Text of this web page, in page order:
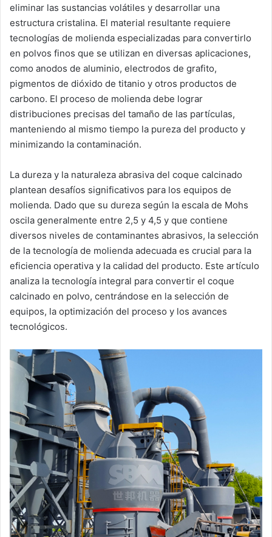
eliminar las sustancias volátiles y desarrollar una
estructura cristalina. El material resultante requiere
tecnologías de molienda especializadas para convertirlo
en polvos finos que se utilizan en diversas aplicaciones,
como anodos de aluminio, electrodos de grafito,
pigmentos de dióxido de titanio y otros productos de
carbono. El proceso de molienda debe lograr
distribuciones precisas del tamaño de las partículas,
manteniendo al mismo tiempo la pureza del producto y
minimizando la contaminación.
La dureza y la naturaleza abrasiva del coque calcinado
plantean desafíos significativos para los equipos de
molienda. Dado que su dureza según la escala de Mohs
oscila generalmente entre 2,5 y 4,5 y que contiene
diversos niveles de contaminantes abrasivos, la selección
de la tecnología de molienda adecuada es crucial para la
eficiencia operativa y la calidad del producto. Este artículo
analiza la tecnología integral para convertir el coque
calcinado en polvo, centrándose en la selección de
equipos, la optimización del proceso y los avances
tecnológicos.